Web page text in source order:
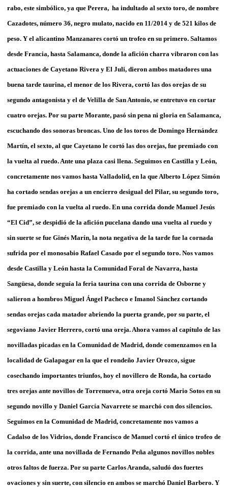
rabo, este simbólico, ya que Perera, ha indultado al sexto toro, de nombre
Cazadotes, número 36, negro mulato, nacido en 11/2014 y de 521 kilos de
peso. Y el alicantino Manzanares cortó un trofeo en su primero. Saltamos
desde Francia, hasta Salamanca, donde la afición charra vibraron con las
actuaciones de Cayetano Rivera y El Juli, dieron ambos matadores una
buena tarde taurina, el menor de los Rivera, cortó las dos orejas de su
segundo antagonista y el de Velilla de San Antonio, se entretuvo en cortar
cuatro orejas. Por su parte Morante, pasó sin pena ni gloria en Salamanca,
escuchando dos sonoras broncas. Uno de los toros de Domingo Hernández
Martín, el sexto, al que Cayetano le cortó las dos orejas, fue premiado con
la vuelta al ruedo. Ante una plaza casi llena. Seguimos en Castilla y León,
concretamente nos vamos hasta Valladolid, en la que Alberto López Simón
ha cortado sendas orejas a un encierro desigual del Pilar, su segundo toro,
fue premiado con la vuelta al ruedo. En una corrida donde Manuel Jesús
“El Cid”, se despidió de la afición pucelana dando una vuelta al ruedo y
sin suerte se fue Ginés Marín, la nota negativa de la tarde fue la cornada
sufrida por el monosabio Rafael Casado por el segundo toro. Nos vamos
desde Castilla y León hasta la Comunidad Foral de Navarra, hasta
Sangüesa, donde seguía la feria taurina con una corrida de Osborne y
salieron a hombros Miguel Ángel Pacheco e Imanol Sánchez cortando
sendas orejas cada matador abriendo la puerta grande, por su parte, el
segoviano Javier Herrero, cortó una oreja. Ahora vamos al capítulo de las
novilladas picadas en la Comunidad de Madrid, donde comenzamos en la
localidad de Galapagar en la que el rondeño Javier Orozco, sigue
cosechando importantes triunfos, hoy el novillero de Ronda, ha cortado
tres orejas ante novillos de Torrenueva, otra oreja cortó Mario Sotos en su
segundo novillo y Daniel García Navarrete se marchó con dos silencios.
Seguimos en la Comunidad de Madrid, concretamente nos vamos a
Cadalso de los Vidrios, donde Francisco de Manuel cortó el único trofeo de
la corrida, ante una novillada de Fernando Peña algunos novillos nobles
otros faltos de fuerza. Por su parte Carlos Aranda, saludó dos fuertes
ovaciones y sin suerte, con silencio en ambos se marchó Daniel Barbero. Y